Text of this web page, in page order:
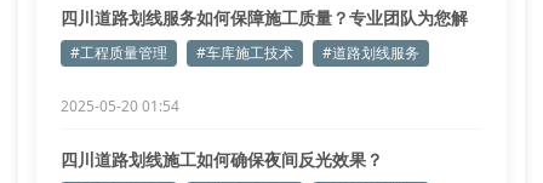
四川道路划线服务如何保障施工质量？专业团队为您解
答#工程质量管理 #车库施工技术 #道路划线服务
2025-05-20 01:54
四川道路划线施工如何确保夜间反光效果？